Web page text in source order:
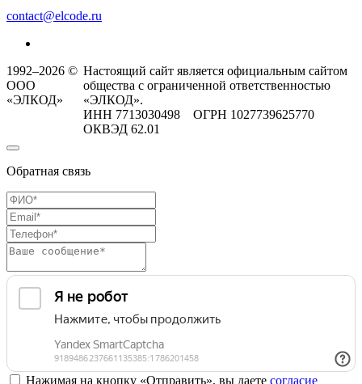
contact@elcode.ru
1992–2026 ©
ООО
«ЭЛКОД»
Настоящий сайт является официальным сайтом
общества с ограниченной ответственностью
«ЭЛКОД».
ИНН 7713030498 ОГРН 1027739625770
ОКВЭД 62.01
Обратная связь
Нажимая на кнопку «Отправить», вы даете согласие